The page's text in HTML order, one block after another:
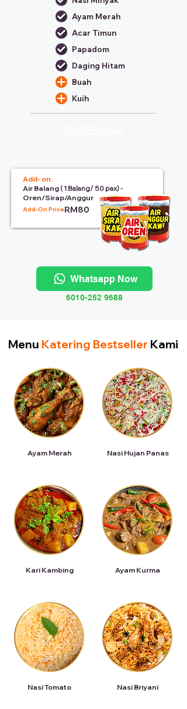
Ayam Merah
Acar Timun
Papadom
Daging Hitam
Buah
Kuih
Add- on:
Air Balang ( 1 Balang/ 50 pax) -
Oren/Sirap/Anggur
Add-On Price:RM80
Whatsapp Now
6010-252 9688
Menu Katering Bestseller Kami
Ayam Merah
Kari Kambing
Nasi Tomato
Nasi Hujan Panas
Ayam Kurma
Nasi Briyani